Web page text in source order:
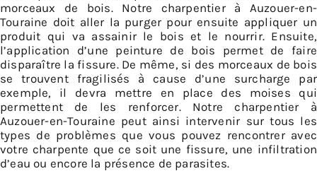
morceaux de bois. Notre charpentier à Auzouer-en-
Touraine doit aller la purger pour ensuite appliquer un
produit qui va assainir le bois et le nourrir. Ensuite,
l’application d’une peinture de bois permet de faire
disparaître la fissure. De même, si des morceaux de bois
se trouvent fragilisés à cause d’une surcharge par
exemple, il devra mettre en place des moises qui
permettent de les renforcer. Notre charpentier à
Auzouer-en-Touraine peut ainsi intervenir sur tous les
types de problèmes que vous pouvez rencontrer avec
votre charpente que ce soit une fissure, une infiltration
d’eau ou encore la présence de parasites.